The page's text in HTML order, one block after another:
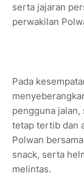
serta jajaran
perwakilan
Pada
pengguna
tetap tertib dan
Polwan
snack, serta
melintas.